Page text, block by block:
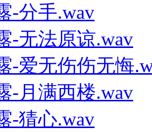
-分手.wav
-无法原谅.wav
-爱无伤伤无悔
-月满西楼.wav
-猜心.wav